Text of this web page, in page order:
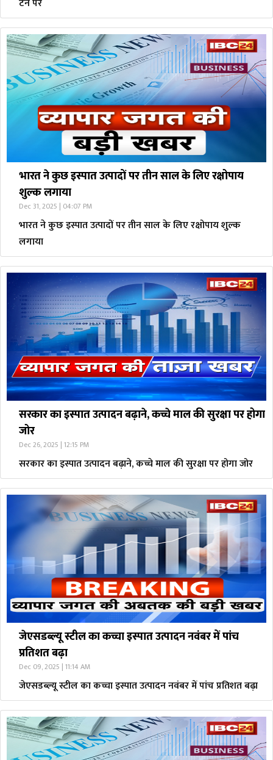
टन पर
भारत ने कुछ इस्पात उत्पादों पर तीन साल के लिए रक्षोपाय
शुल्क लगाया
Dec 31, 2025 | 04:07 PM
भारत ने कुछ इस्पात उत्पादों पर तीन साल के लिए रक्षोपाय शुल्क
लगाया
सरकार का इस्पात उत्पादन बढ़ाने, कच्चे माल की सुरक्षा पर होगा
जोर
Dec 26, 2025 | 12:15 PM
सरकार का इस्पात उत्पादन बढ़ाने, कच्चे माल की सुरक्षा पर होगा जोर
जेएसडब्ल्यू स्टील का कच्चा इस्पात उत्पादन नवंबर में पांच
प्रतिशत बढ़ा
Dec 09, 2025 | 11:14 AM
जेएसडब्ल्यू स्टील का कच्चा इस्पात उत्पादन नवंबर में पांच प्रतिशत बढ़ा